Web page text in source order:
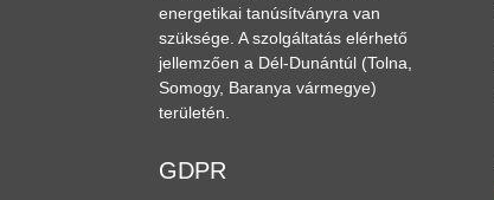
energetikai tanúsítványra van
szüksége. A szolgáltatás elérhető
jellemzően a Dél-Dunántúl (Tolna,
Somogy, Baranya vármegye)
területén.
GDPR